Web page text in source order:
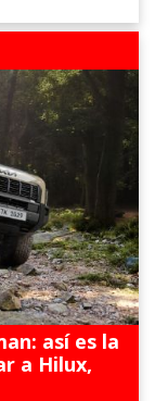
así es la
a Hilux,